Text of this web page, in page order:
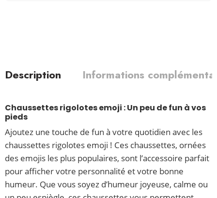
Description Informations
Chaussettes rigolotes emoji : Un peu de fun à vos
pieds
Ajoutez une touche de fun à votre quotidien avec les
chaussettes rigolotes emoji ! Ces chaussettes, ornées
des emojis les plus populaires, sont l’accessoire parfait
pour afficher votre personnalité et votre bonne
humeur. Que vous soyez d’humeur joyeuse, calme ou